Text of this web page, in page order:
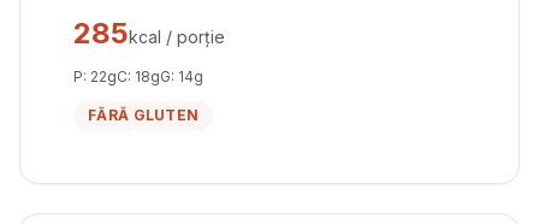
285kcal / porție
P: 22gC: 18gG: 14g
FĂRĂ GLUTEN